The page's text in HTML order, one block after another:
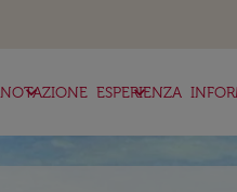
keyboard_arrow_down ESPERIENZA
keyboard_arrow_down